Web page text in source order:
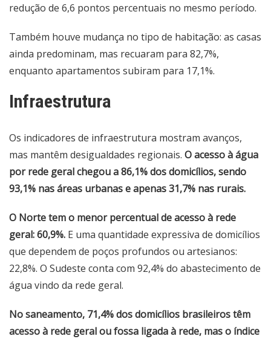
redução de 6,6 pontos percentuais no mesmo período.
Também houve mudança no tipo de habitação: as casas
ainda predominam, mas recuaram para 82,7%,
enquanto apartamentos subiram para 17,1%.
Infraestrutura
Os indicadores de infraestrutura mostram avanços,
mas mantêm desigualdades regionais. O acesso à água
por rede geral chegou a 86,1% dos domicílios, sendo
93,1% nas áreas urbanas e apenas 31,7% nas rurais.
O Norte tem o menor percentual de acesso à rede
geral: 60,9%. E uma quantidade expressiva de domicílios
que dependem de poços profundos ou artesianos:
22,8%. O Sudeste conta com 92,4% do abastecimento de
água vindo da rede geral.
No saneamento, 71,4% dos domicílios brasileiros têm
acesso à rede geral ou fossa ligada à rede, mas o índice